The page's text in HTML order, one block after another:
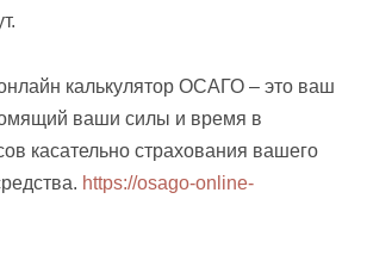
калькулятор ОСАГО – это ваш
ваши силы и время в
касательно страхования вашего
https://osago-online-